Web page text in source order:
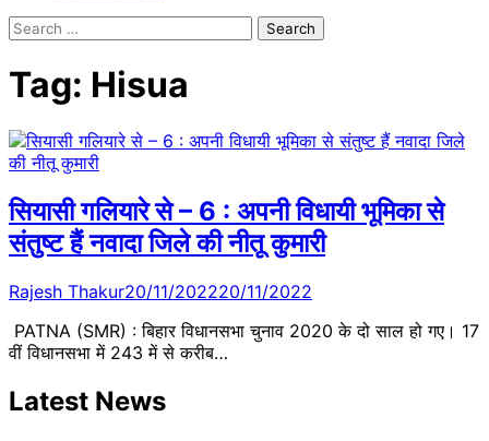
Search
Tag: Hisua
सियासी गलियारे से – 6 : अपनी विधायी भूमिका से
संतुष्‍ट हैं नवादा जिले की नीतू कुमारी
Rajesh Thakur20/11/202220/11/2022
PATNA (SMR) : बिहार विधानसभा चुनाव 2020 के दो साल हो गए। 17
वीं विधानसभा में 243 में से करीब…
Latest News